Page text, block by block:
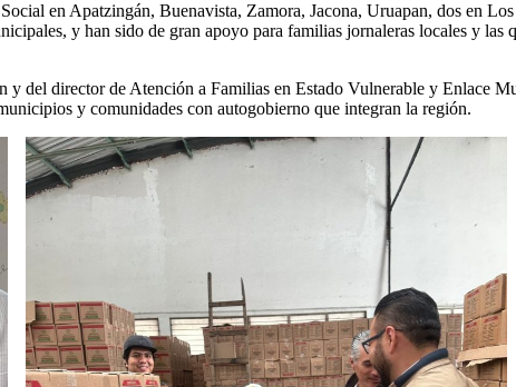
en Apatzingán, Buenavista, Zamora, Jacona, Uruapan, dos en
y han sido de gran apoyo para familias jornaleras locales y
del director de Atención a Familias en Estado Vulnerable y Enlace
y comunidades con autogobierno que integran la región.